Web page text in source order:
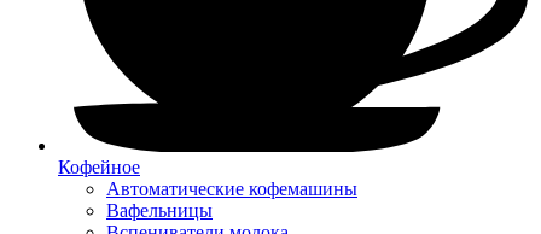
Кофейное
Автоматические кофемашины
Вафельницы